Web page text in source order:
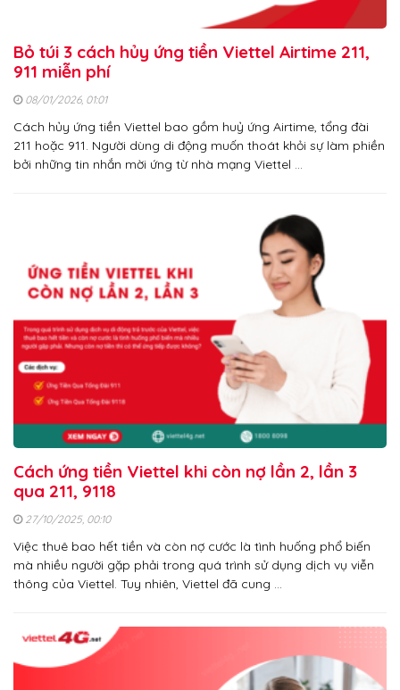
Bỏ túi 3 cách hủy ứng tiền Viettel Airtime 211,
911 miễn phí
08/01/2026, 01:01
Cách hủy ứng tiền Viettel bao gồm huỷ ứng Airtime, tổng đài
211 hoặc 911. Người dùng di động muốn thoát khỏi sự làm phiền
bởi những tin nhắn mời ứng từ nhà mạng Viettel …
Cách ứng tiền Viettel khi còn nợ lần 2, lần 3
qua 211, 9118
27/10/2025, 00:10
Việc thuê bao hết tiền và còn nợ cước là tình huống phổ biến
mà nhiều người gặp phải trong quá trình sử dụng dịch vụ viễn
thông của Viettel. Tuy nhiên, Viettel đã cung …